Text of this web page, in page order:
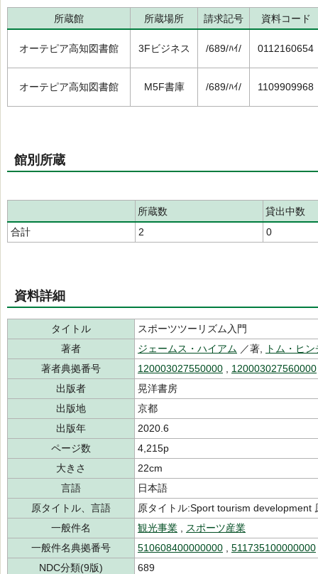
所蔵館 所蔵場所 請求記号 資料コード
オーテピア高知図書館 3Fビジネス /689/ﾊｲ/ 0112160654
オーテピア高知図書館 M5F書庫 /689/ﾊｲ/ 1109909968
館別所蔵
所蔵数
貸出中数
合計
2 0
資料詳細
タイトル
スポーツツーリズム入門
著者
ジェームス・ハイアム ／著,
トム・ヒン
著者典拠番号
120003027550000 120003027560000
出版者
晃洋書房
出版地
京都
出版年
2020.6
ページ数
4,215p
大きさ
22cm
言語
日本語
原タイトル、言語
原タイトル:Sport tourism development
一般件名
観光事業
スポーツ産業
一般件名典拠番号
510608400000000
511735100000000
NDC分類(9版)
689